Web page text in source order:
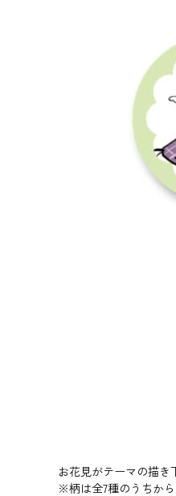
お花見がテーマの描
※柄は全7種のうちから